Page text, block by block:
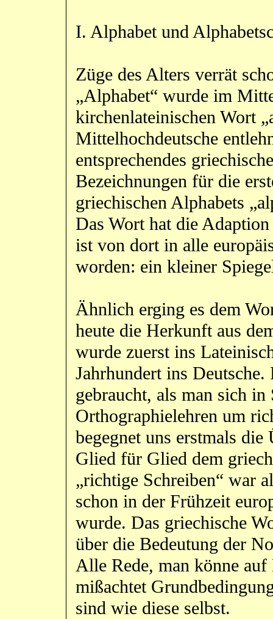
I. Alphabet und
Züge des Alters verrät
„Alphabet“ wurde im
kirchenlateinischen Wort
Mittelhochdeutsche
entsprechendes
Bezeichnungen für die
griechischen Alphabets
Das Wort hat die
ist von dort in alle
worden: ein kleiner
Ähnlich erging es dem
heute die Herkunft aus
wurde zuerst ins
Jahrhundert ins
gebraucht, als man sich in
Orthographielehren um
begegnet uns erstmals die
Glied für Glied dem
„richtige Schreiben“ war
schon in der Frühzeit
wurde. Das griechische
über die Bedeutung der
Alle Rede, man könne
mißachtet
sind wie diese selbst.